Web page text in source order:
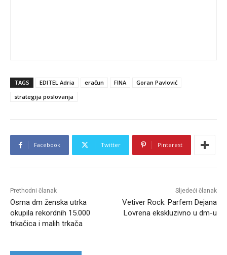
TAGS EDITEL Adria eračun FINA
Goran Pavlović
strategija poslovanja
Facebook Twitter Pinterest
Prethodni članak
Osma dm ženska utrka
okupila rekordnih 15.000
trkačica i malih trkača
Sljedeći članak
Vetiver Rock: Parfem Dejana
Lovrena ekskluzivno u dm-u